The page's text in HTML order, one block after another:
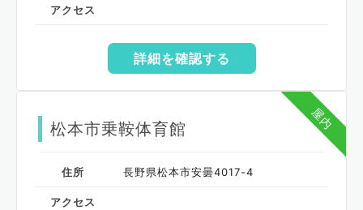
アクセス
詳細を確認する
屋内
松本市乗鞍体育館
住所 長野県松本市安曇4017-4
アクセス